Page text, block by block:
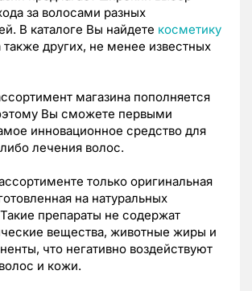
за волосами разных
В каталоге Вы найдете косметику
также других, не менее известных
магазина пополняется
Вы сможете первыми
инновационное средство для
лечения волос.
только оригинальная
на натуральных
препараты не содержат
вещества, животные жиры и
что негативно воздействуют
и кожи.